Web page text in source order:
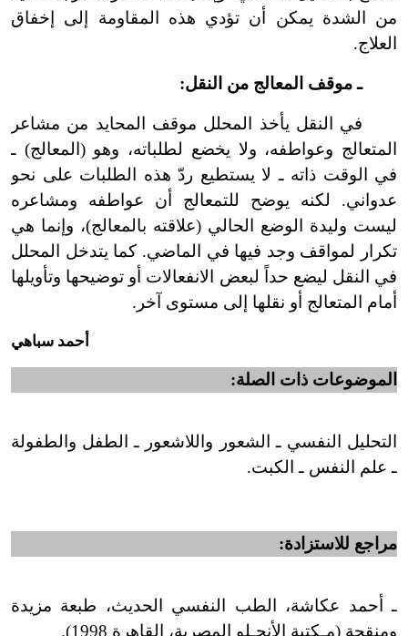
من الشدة يمكن أن تؤدي هذه المقاومة إلى إخفاق
العلاج.
ـ موقف المعالج من النقل:
في النقل يأخذ المحلل موقف المحايد من مشاعر
المتعالج وعواطفه، ولا يخضع لطلباته، وهو (المعالج) ـ
في الوقت ذاته ـ لا يستطيع ردّ هذه الطلبات على نحو
عدواني. لكنه يوضح للتمعالج أن عواطفه ومشاعره
ليست وليدة الوضع الحالي (علاقته بالمعالج)، وإنما هي
تكرار لمواقف وجد فيها في الماضي. كما يتدخل المحلل
في النقل ليضع حداً لبعض الانفعالات أو توضيحها وتأويلها
أمام المتعالج أو نقلها إلى مستوى آخر.
أحمد سباهي
الموضوعات ذات الصلة:
التحليل النفسي ـ الشعور واللاشعور ـ الطفل والطفولة
ـ علم النفس ـ الكبت.
مراجع للاستزادة:
ـ أحمد عكاشة، الطب النفسي الحديث، طبعة مزيدة
ومنقحة (مـكتبة الأنجـلو المصرية، القاهرة 1998).